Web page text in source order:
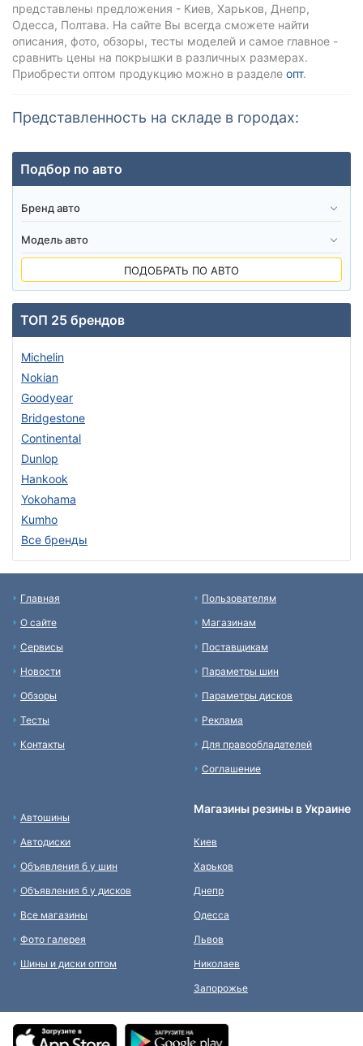
представлены предложения - Киев, Харьков, Днепр,
Одесса, Полтава. На сайте Вы всегда сможете найти
описания, фото, обзоры, тесты моделей и самое главное -
сравнить цены на покрышки в различных размерах.
Приобрести оптом продукцию можно в разделе опт.
Представленность на складе в городах:
Подбор по авто
ПОДОБРАТЬ ПО АВТО
ТОП 25 брендов
Michelin
Nokian
Goodyear
Bridgestone
Continental
Dunlop
Hankook
Yokohama
Kumho
Все бренды
Главная
О сайте
Сервисы
Новости
Обзоры
Тесты
Контакты
Пользователям
Магазинам
Поставщикам
Параметры шин
Параметры дисков
Реклама
Для правообладателей
Соглашение
Автошины
Автодиски
Объявления б у шин
Объявления б у дисков
Все магазины
Фото галерея
Шины и диски оптом
Магазины резины в Украине
Киев
Харьков
Днепр
Одесса
Львов
Николаев
Запорожье